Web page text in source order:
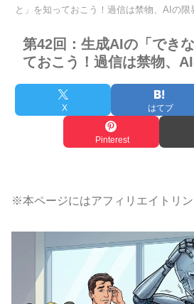
と」を知っておこう！過信は禁物、AIの限
第42回：生成AIの「でき
ておこう！過信は禁物、
X はてブ
Pinterest
※本ページにはアフィリエイトリン